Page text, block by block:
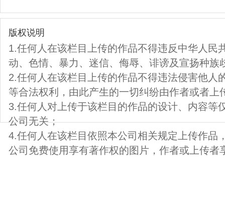
版权说明
1.任何人在该栏目上传的作品不得违反中华人民
动、色情、暴力、迷信、侮辱、诽谤及宣扬种族
2.任何人在该栏目上传的作品不得违法侵害他人
等合法权利，由此产生的一切纠纷由作者或者上
3.任何人对上传于该栏目的作品的设计、内容等
公司无关；
4.任何人在该栏目依照本公司相关规定上传作品
公司免费使用享有著作权的图片，作者或上传者